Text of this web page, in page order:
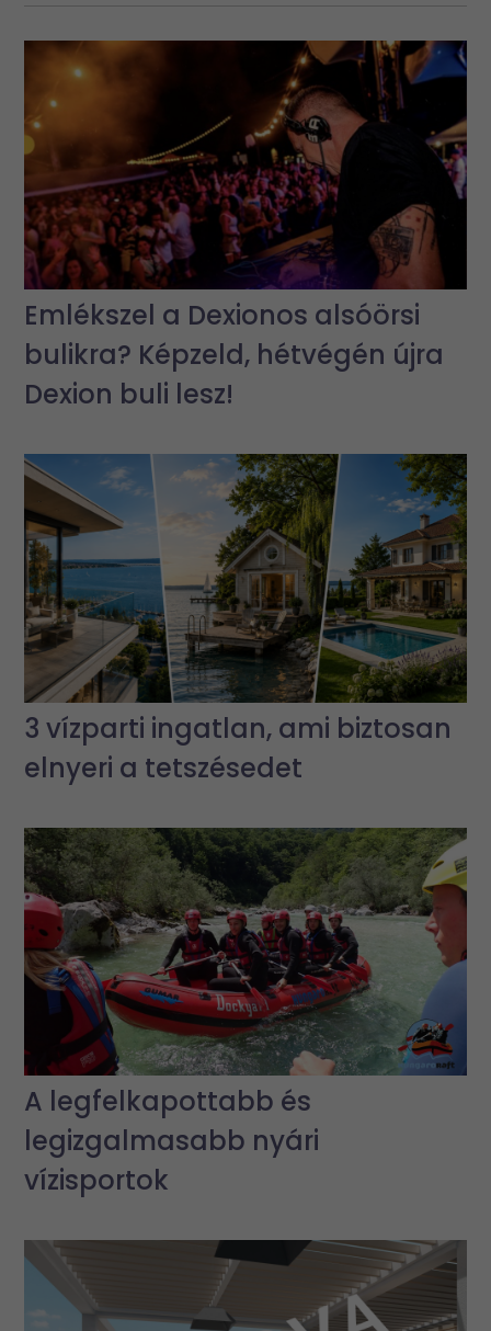
Emlékszel a Dexionos alsóörsi
bulikra? Képzeld, hétvégén újra
Dexion buli lesz!
3 vízparti ingatlan, ami biztosan
elnyeri a tetszésedet
A legfelkapottabb és
legizgalmasabb nyári
vízisportok